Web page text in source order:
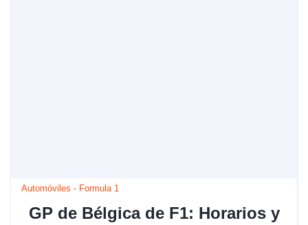
Automóviles - Formula 1
GP de Bélgica de F1: Horarios y